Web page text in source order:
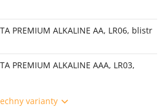
PREMIUM ALKALINE AA, LR06, blistr
PREMIUM ALKALINE AAA, LR03,
varianty